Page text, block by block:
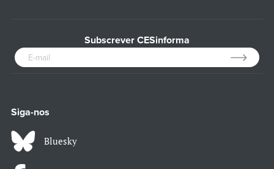
Subscrever CESinforma
Siga-nos
Bluesky